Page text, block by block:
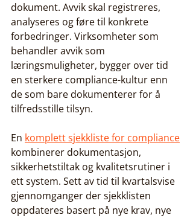
dokument. Avvik skal registreres,
analyseres og føre til konkrete
forbedringer. Virksomheter som
behandler avvik som
læringsmuligheter, bygger over tid
en sterkere compliance-kultur enn
de som bare dokumenterer for å
tilfredsstille tilsyn.
En komplett sjekkliste for compliance
kombinerer dokumentasjon,
sikkerhetstiltak og kvalitetsrutiner i
ett system. Sett av tid til kvartalsvise
gjennomganger der sjekklisten
oppdateres basert på nye krav, nye